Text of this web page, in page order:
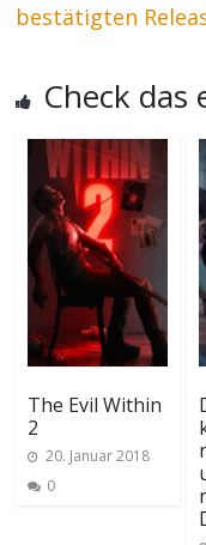
bestätigten
Check das
The Evil Within
2
20. Januar 2018
0